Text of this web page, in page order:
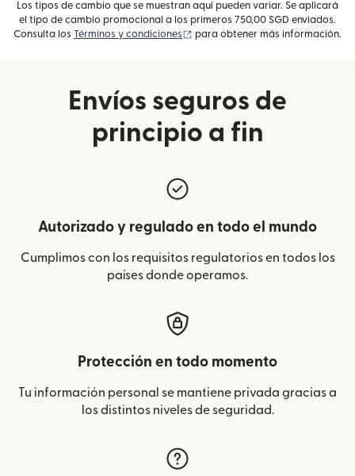
Los tipos de cambio que se muestran aquí pueden variar. Se aplicará
el tipo de cambio promocional a los primeros 750,00 SGD enviados.
Consulta los Términos y condiciones (se abre en una ventana nueva)
para obtener más información.
Envíos seguros de
principio a fin
Autorizado y regulado en todo el mundo
Cumplimos con los requisitos regulatorios en todos los
países donde operamos.
Protección en todo momento
Tu información personal se mantiene privada gracias a
los distintos niveles de seguridad.